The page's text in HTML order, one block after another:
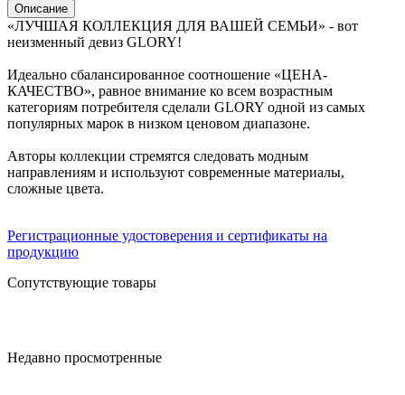
Описание
«ЛУЧШАЯ КОЛЛЕКЦИЯ ДЛЯ ВАШЕЙ СЕМЬИ» - вот
неизменный девиз GLORY!
Идеально сбалансированное соотношение «ЦЕНА-
КАЧЕСТВО», равное внимание ко всем возрастным
категориям потребителя сделали GLORY одной из самых
популярных марок в низком ценовом диапазоне.
Авторы коллекции стремятся следовать модным
направлениям и используют современные материалы,
сложные цвета.
Регистрационные удостоверения и сертификаты на
продукцию
Сопутствующие товары
Недавно просмотренные